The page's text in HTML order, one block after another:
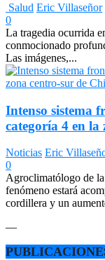
Salud Eric Villaseñor
0
La tragedia ocurrida
conmocionado
Las imágenes,...
Intenso sistema
categoría 4 en la
Noticias Eric
0
Agroclimatólogo de
fenómeno estará
cordillera y un
—